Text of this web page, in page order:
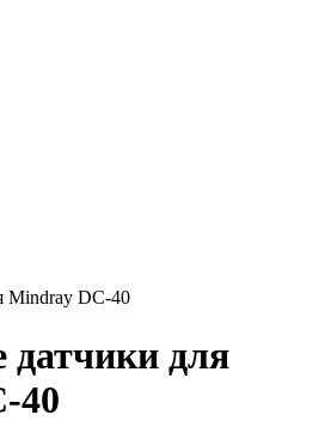
Mindray DC-40
датчики для
40